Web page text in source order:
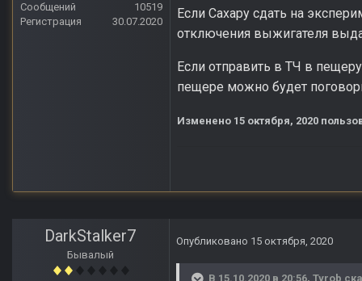
Сообщений
10519
Регистрация
30.07.2020
Если Сахару сдать на
отключения выжигателя
Если отправить в ТЧ в
пещере можно будет
Изменено 15 октября, 2020
DarkStalker7
Бывалый
Опубликовано 15 октября, 2020
В 15.10.2020 в 20:56, Tyrob